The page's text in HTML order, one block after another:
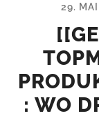
29.
: WO